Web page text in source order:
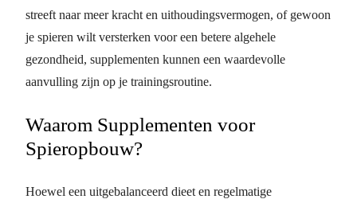
streeft naar meer kracht en uithoudingsvermogen, of gewoon
je spieren wilt versterken voor een betere algehele
gezondheid, supplementen kunnen een waardevolle
aanvulling zijn op je trainingsroutine.
Waarom Supplementen voor
Spieropbouw?
Hoewel een uitgebalanceerd dieet en regelmatige